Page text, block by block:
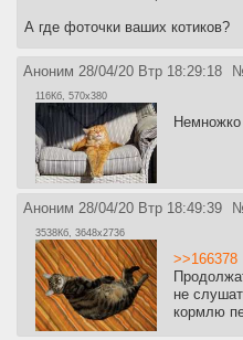
А где фоточки ваших котиков?
Аноним 28/04/20 Втр 18:29:18
116Кб, 570x380
Аноним 28/04/20 Втр 18:49:39
3538Кб, 3648x2736
>>166378
не
кормлю